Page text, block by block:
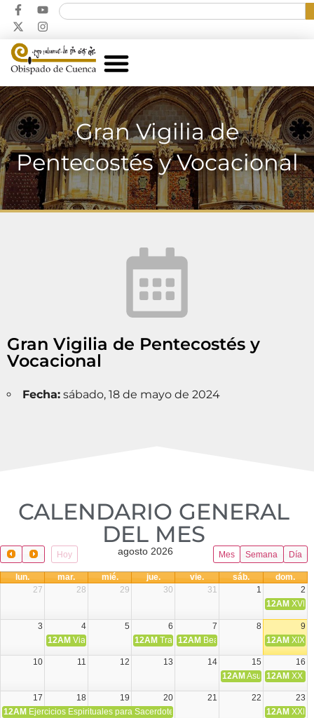
Gran Vigilia de
Pentecostés y Vocacional
Gran Vigilia de Pentecostés y
Vocacional
Fecha: sábado, 18 de mayo de 2024
CALENDARIO GENERAL
DEL MES​
Hoy Mes Semana Día
agosto 2026
lun. mar. mié. jue. vie. sáb.
dom.
27
28 29 30 31 1
2
12AM XVIII
3 4 5 6 7 8
9
12AM Viaje Diocesano a Japón.
12AM Transfiguración del Señor
12AM Beatos Cruz Laplana,
12AM XIX
10 11 12 13 14 15
16
12AM Asunción de la
12AM XX
17 18 19 20 21 22
23
12AM Ejercicios Espirituales para Sacerdotes. Priego. 12AM XXI